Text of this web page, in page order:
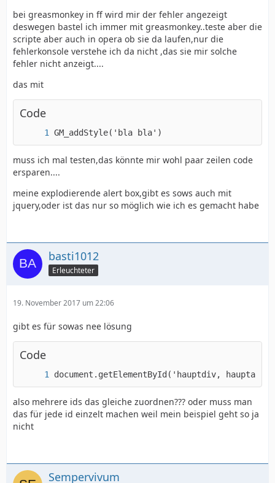
bei greasmonkey in ff wird mir der fehler angezeigt
deswegen bastel ich immer mit greasmonkey..teste aber die
scripte aber auch in opera ob sie da laufen,nur die
fehlerkonsole verstehe ich da nicht ,das sie mir solche
fehler nicht anzeigt....
das mit
Code
GM_addStyle('bla bla')
muss ich mal testen,das könnte mir wohl paar zeilen code
ersparen....
meine explodierende alert box,gibt es sows auch mit
jquery,oder ist das nur so möglich wie ich es gemacht habe
basti1012
Erleuchteter
19. November 2017 um 22:06
gibt es für sowas nee lösung
Code
document.getElementById('hauptdiv,
also mehrere ids das gleiche zuordnen??? oder muss man
das für jede id einzelt machen weil mein beispiel geht so ja
nicht
Sempervivum